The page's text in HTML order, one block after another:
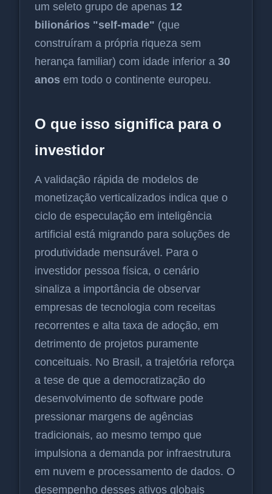
um seleto grupo de apenas 12
bilionários "self-made" (que
construíram a própria riqueza sem
herança familiar) com idade inferior a 30
anos em todo o continente europeu.
O que isso significa para o
investidor
A validação rápida de modelos de
monetização verticalizados indica que o
ciclo de especulação em inteligência
artificial está migrando para soluções de
produtividade mensurável. Para o
investidor pessoa física, o cenário
sinaliza a importância de observar
empresas de tecnologia com receitas
recorrentes e alta taxa de adoção, em
detrimento de projetos puramente
conceituais. No Brasil, a trajetória reforça
a tese de que a democratização do
desenvolvimento de software pode
pressionar margens de agências
tradicionais, ao mesmo tempo que
impulsiona a demanda por infraestrutura
em nuvem e processamento de dados. O
desempenho desses ativos globais